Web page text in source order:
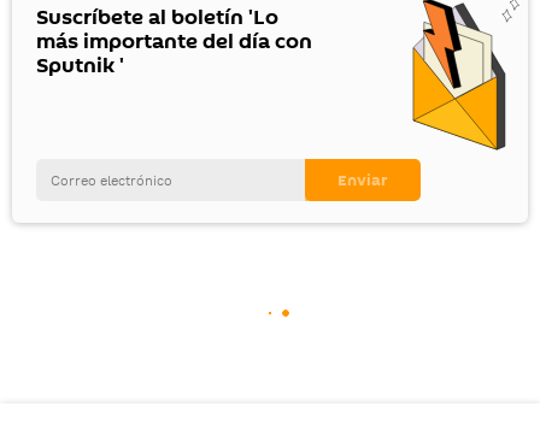
Suscríbete al boletín 'Lo
más importante del día con
Sputnik '